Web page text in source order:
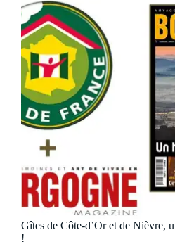
Gîtes de Côte-d’Or et de Nièvre,
!